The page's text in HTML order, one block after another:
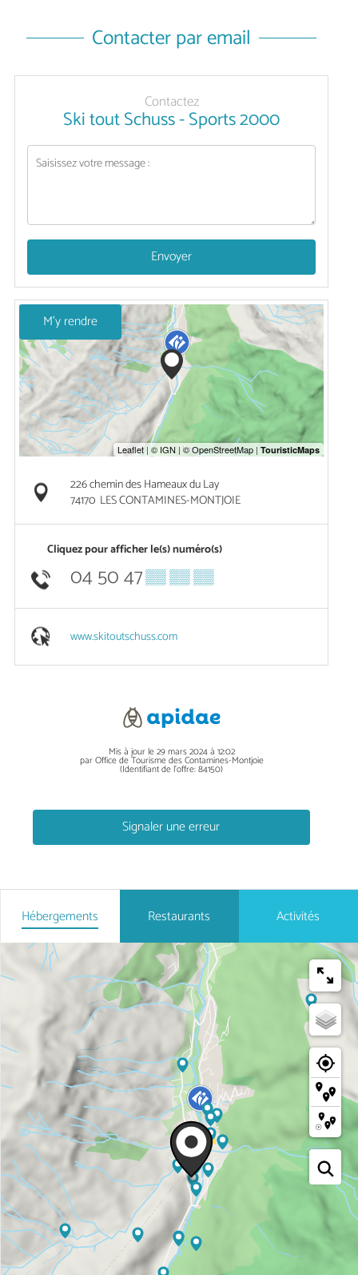
Contacter par email
Contactez
Ski tout Schuss - Sports 2000
Envoyer
M'y rendre
226 chemin des Hameaux du Lay
74170 LES CONTAMINES-MONTJOIE
Cliquez pour afficher le(s) numéro(s)
04 50 47▒▒ ▒▒ ▒▒
www.skitoutschuss.com
Mis à jour le 29 mars 2024 à 12:02
par Office de Tourisme des Contamines-Montjoie
(Identifiant de l'offre:84150)
Signaler une erreur
Hébergements Restaurants Activités